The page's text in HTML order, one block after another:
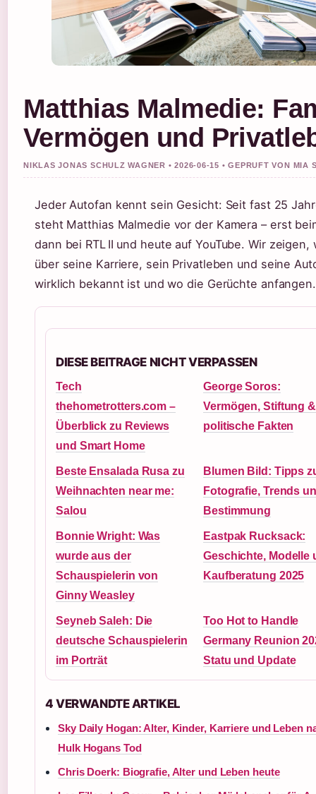
Matthias Malmedie:
Vermögen und
NIKLAS JONAS SCHULZ WAGNER • 2026-06-15 • GEPRUFT VON MIA
Jeder Autofan kennt sein Gesicht: Seit fast 25
steht Matthias Malmedie vor der Kamera – erst
dann bei RTL II und heute auf YouTube. Wir zeigen,
über seine Karriere, sein Privatleben und seine
wirklich bekannt ist und wo die Gerüchte anfangen.
DIESE BEITRAGE NICHT VERPASSEN
Tech
thehometrotters.com –
Überblick zu Reviews
und Smart Home
George Soros:
Vermögen, Stiftung &
politische Fakten
Beste Ensalada Rusa zu
Weihnachten near me:
Salou
Blumen Bild: Tipps
Fotografie, Trends
Bestimmung
Bonnie Wright: Was
wurde aus der
Schauspielerin von
Ginny Weasley
Eastpak Rucksack:
Geschichte, Modelle
Kaufberatung 2025
Seyneb Saleh: Die
deutsche Schauspielerin
im Porträt
Too Hot to Handle
Germany Reunion
Statu und Update
4 VERWANDTE ARTIKEL
Sky Daily Hogan: Alter, Kinder, Karriere und Leben
Hulk Hogans Tod
Chris Doerk: Biografie, Alter und Leben heute